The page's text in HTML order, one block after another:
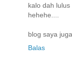
kalo dah lulus
hehehe....
blog saya
Balas